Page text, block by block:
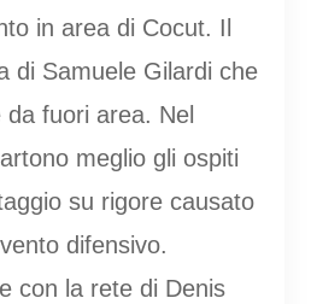
in area di Cocut. Il
di Samuele Gilardi che
fuori area. Nel
meglio gli ospiti
su rigore causato
difensivo.
con la rete di Denis